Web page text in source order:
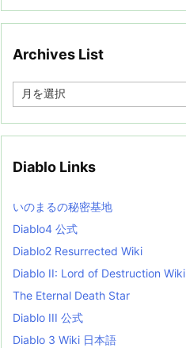
Archives List
e
i
s
t
Diablo Links
いのまるの秘密基地
Diablo4 公式
Diablo2 Resurrected Wiki
Diablo II: Lord of Destruction Wiki
The Eternal Death Star
Diablo III 公式
Diablo 3 Wiki 日本語